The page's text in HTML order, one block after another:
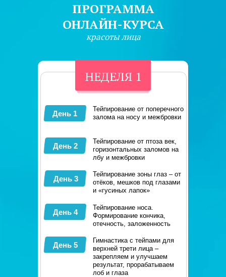
День 1
День 2
День 3
День 4
День 5
ПРОГРАММА
ОНЛАЙН-КУРСА
красоты лица
НЕДЕЛЯ 1
Тейпирование от поперечного
залома на носу и межбровки
Тейпирование от птоза век,
горизонтальных заломов на
лбу и межбровки
Тейпирование зоны глаз – от
отёков, мешков под глазами
и «гусиных лапок»
Тейпирование носа.
Формирование кончика,
отечность, заложенность
Гимнастика с тейпами для
верхней трети лица –
закрепляем и улучшаем
результат, прорабатываем
лоб и глаза